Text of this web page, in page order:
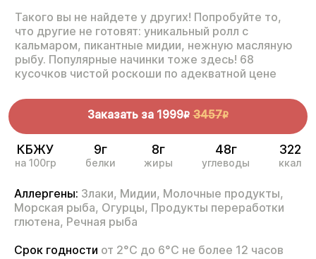
Такого вы не найдете у других! Попробуйте то,
что другие не готовят: уникальный ролл с
кальмаром, пикантные мидии, нежную масляную
рыбу. Популярные начинки тоже здесь! 68
кусочков чистой роскоши по адекватной цене
Заказать за 1999R 3457R
КБЖУ
на 100гр
9г
белки
8г
жиры
48г
углеводы
322
ккал
Аллергены: Злаки, Мидии, Молочные продукты,
Морская рыба, Огурцы, Продукты переработки
глютена, Речная рыба
Срок годности от 2°С до 6°С не более 12 часов